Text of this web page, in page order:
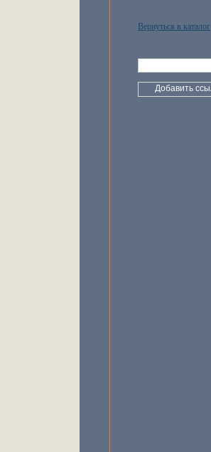
Вернуться в каталог